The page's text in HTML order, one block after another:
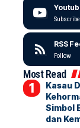
Subscribe
RSS
Follow
Most Read
Kasau
Simbol
dan